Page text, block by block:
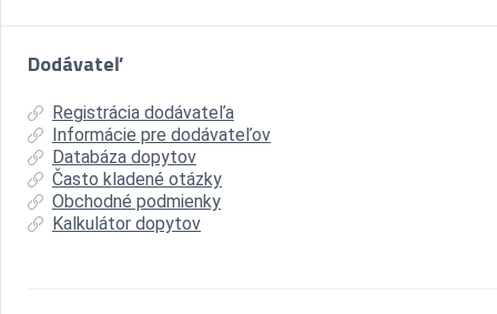
Dodávateľ
Registrácia dodávateľa
Informácie pre dodávateľov
Databáza dopytov
Často kladené otázky
Obchodné podmienky
Kalkulátor dopytov